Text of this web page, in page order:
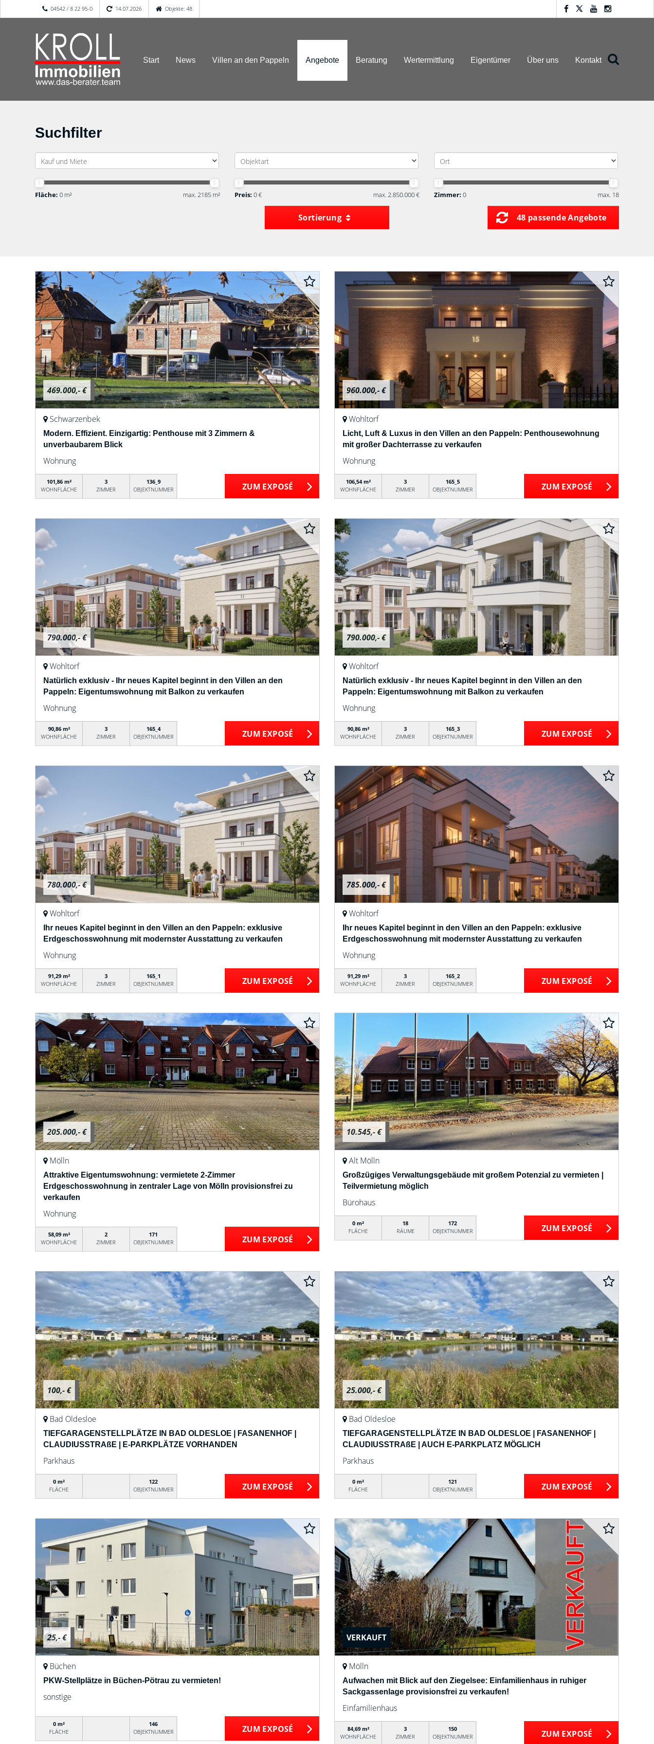
04542 / 8 22 95-0 14.07.2026 Objekte: 48
Start News Villen an den Pappeln Angebote Beratung Wertermittlung Eigentümer Über uns Kontakt
Suchfilter
Fläche: 0 m² max. 2185 m² Preis: 0 € max. 2.850.000 € Zimmer: 0 max. 18
Sortierung 48 passende Angebote
469.000,- €
Schwarzenbek
Modern. Effizient. Einzigartig: Penthouse mit 3 Zimmern &
unverbaubarem Blick
Wohnung
101,86 m²
WOHNFLÄCHE
3
ZIMMER
136_9
OBJEKTNUMMER
ZUM EXPOSÉ
960.000,- €
Wohltorf
Licht, Luft & Luxus in den Villen an den Pappeln: Penthousewohnung
mit großer Dachterrasse zu verkaufen
Wohnung
106,54 m²
WOHNFLÄCHE
3
ZIMMER
165_5
OBJEKTNUMMER
ZUM EXPOSÉ
790.000,- €
Wohltorf
Natürlich exklusiv - Ihr neues Kapitel beginnt in den Villen an den
Pappeln: Eigentumswohnung mit Balkon zu verkaufen
Wohnung
90,86 m²
WOHNFLÄCHE
3
ZIMMER
165_4
OBJEKTNUMMER
ZUM EXPOSÉ
790.000,- €
Wohltorf
Natürlich exklusiv - Ihr neues Kapitel beginnt in den Villen an den
Pappeln: Eigentumswohnung mit Balkon zu verkaufen
Wohnung
90,86 m²
WOHNFLÄCHE
3
ZIMMER
165_3
OBJEKTNUMMER
ZUM EXPOSÉ
780.000,- €
Wohltorf
Ihr neues Kapitel beginnt in den Villen an den Pappeln: exklusive
Erdgeschosswohnung mit modernster Ausstattung zu verkaufen
Wohnung
91,29 m²
WOHNFLÄCHE
3
ZIMMER
165_1
OBJEKTNUMMER
ZUM EXPOSÉ
785.000,- €
Wohltorf
Ihr neues Kapitel beginnt in den Villen an den Pappeln: exklusive
Erdgeschosswohnung mit modernster Ausstattung zu verkaufen
Wohnung
91,29 m²
WOHNFLÄCHE
3
ZIMMER
165_2
OBJEKTNUMMER
ZUM EXPOSÉ
205.000,- €
Mölln
Attraktive Eigentumswohnung: vermietete 2-Zimmer
Erdgeschosswohnung in zentraler Lage von Mölln provisionsfrei zu
verkaufen
Wohnung
58,09 m²
WOHNFLÄCHE
2
ZIMMER
171
OBJEKTNUMMER
ZUM EXPOSÉ
10.545,- €
Alt Mölln
Großzügiges Verwaltungsgebäude mit großem Potenzial zu vermieten |
Teilvermietung möglich
Bürohaus
0 m²
FLÄCHE
18
RÄUME
172
OBJEKTNUMMER
ZUM EXPOSÉ
100,- €
Bad Oldesloe
TIEFGARAGENSTELLPLÄTZE IN BAD OLDESLOE | FASANENHOF |
CLAUDIUSSTRAßE | E-PARKPLÄTZE VORHANDEN
Parkhaus
0 m²
FLÄCHE
122
OBJEKTNUMMER
ZUM EXPOSÉ
25.000,- €
Bad Oldesloe
TIEFGARAGENSTELLPLÄTZE IN BAD OLDESLOE | FASANENHOF |
CLAUDIUSSTRAßE | AUCH E-PARKPLATZ MÖGLICH
Parkhaus
0 m²
FLÄCHE
121
OBJEKTNUMMER
ZUM EXPOSÉ
25,- €
Büchen
PKW-Stellplätze in Büchen-Pötrau zu vermieten!
sonstige
0 m²
FLÄCHE
146
OBJEKTNUMMER
ZUM EXPOSÉ
VERKAUFT
Mölln
Aufwachen mit Blick auf den Ziegelsee: Einfamilienhaus in ruhiger
Sackgassenlage provisionsfrei zu verkaufen!
Einfamilienhaus
84,69 m²
WOHNFLÄCHE
3
ZIMMER
150
OBJEKTNUMMER
ZUM EXPOSÉ